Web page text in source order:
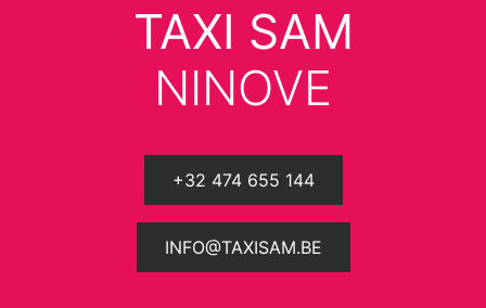
TAXI SAM
NINOVE
+32 474 655 144
INFO@TAXISAM.BE